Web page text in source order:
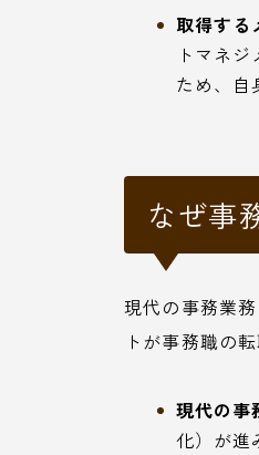
取得する
トマネ
ため、自
なぜ事
現代の事務業
トが事務職の
現代の事
化）が進